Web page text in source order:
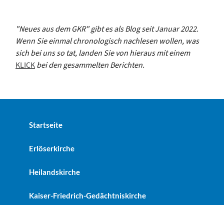
"Neues aus dem GKR"gibt es als Blog seit Januar 2022.
Wenn Sie einmal chronologisch nachlesen wollen, was
sich bei uns so tat, landen Sie von hieraus mit einem
KLICKbei den gesammelten Berichten.
Startseite
Erlöserkirche
Heilandskirche
Kaiser-Friedrich-Gedächtniskirche